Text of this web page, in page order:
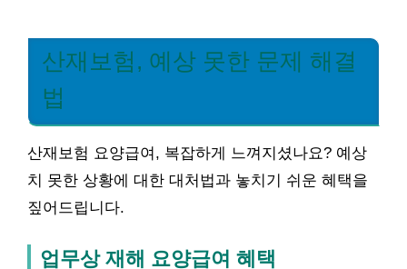
산재보험, 예상 못한 문제 해결
법
산재보험 요양급여, 복잡하게 느껴지셨나요? 예상
치 못한 상황에 대한 대처법과 놓치기 쉬운 혜택을
짚어드립니다.
업무상 재해 요양급여 혜택